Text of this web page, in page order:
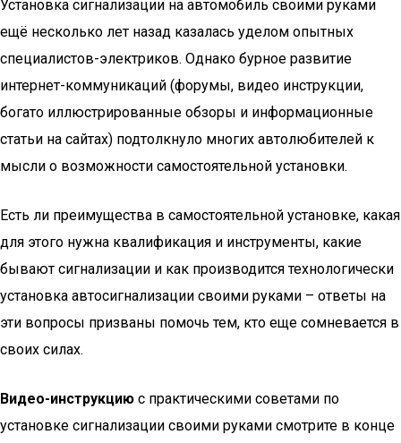
Установка сигнализации на автомобиль своими руками
ещё несколько лет назад казалась уделом опытных
специалистов-электриков. Однако бурное развитие
интернет-коммуникаций (форумы, видео инструкции,
богато иллюстрированные обзоры и информационные
статьи на сайтах) подтолкнуло многих автолюбителей к
мысли о возможности самостоятельной установки.
Есть ли преимущества в самостоятельной установке, какая
для этого нужна квалификация и инструменты, какие
бывают сигнализации и как производится технологически
установка автосигнализации своими руками – ответы на
эти вопросы призваны помочь тем, кто еще сомневается в
своих силах.
Видео-инструкцию с практическими советами по
установке сигнализации своими руками смотрите в конце